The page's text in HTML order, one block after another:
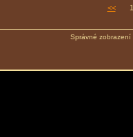
<< 1
Správné zobrazení